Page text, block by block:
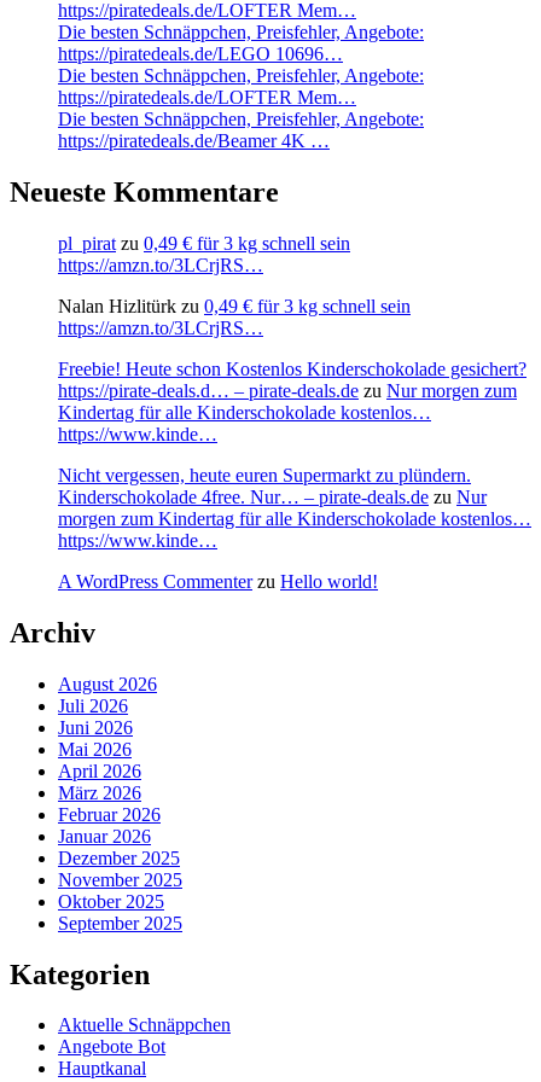
https://piratedeals.de/LOFTER Mem…
Die besten Schnäppchen, Preisfehler, Angebote:
https://piratedeals.de/LEGO 10696…
Die besten Schnäppchen, Preisfehler, Angebote:
https://piratedeals.de/LOFTER Mem…
Die besten Schnäppchen, Preisfehler, Angebote:
https://piratedeals.de/Beamer 4K …
Neueste Kommentare
pl_pirat zu 0,49 € für 3 kg schnell sein
https://amzn.to/3LCrjRS…
Nalan Hizlitürk zu 0,49 € für 3 kg schnell sein
https://amzn.to/3LCrjRS…
Freebie! Heute schon Kostenlos Kinderschokolade gesichert?
https://pirate-deals.d… – pirate-deals.de zu Nur morgen zum
Kindertag für alle Kinderschokolade kostenlos…
https://www.kinde…
Nicht vergessen, heute euren Supermarkt zu plündern.
Kinderschokolade 4free. Nur… – pirate-deals.de zu Nur
morgen zum Kindertag für alle Kinderschokolade kostenlos…
https://www.kinde…
A WordPress Commenterzu Hello world!
Archiv
August 2026
Juli 2026
Juni 2026
Mai 2026
April 2026
März 2026
Februar 2026
Januar 2026
Dezember 2025
November 2025
Oktober 2025
September 2025
Kategorien
Aktuelle Schnäppchen
Angebote Bot
Hauptkanal